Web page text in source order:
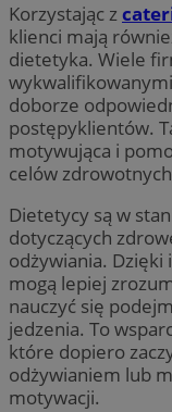
Korzystając z
klienci mają
dietetyka. Wiele
doborze
postępyklientów.
motywująca i
celów
Dietetycy są w
dotyczących
odżywiania. Dzięki
mogą lepiej
nauczyć się
jedzenia. To
które dopiero
odżywianiem lub
motywacji.